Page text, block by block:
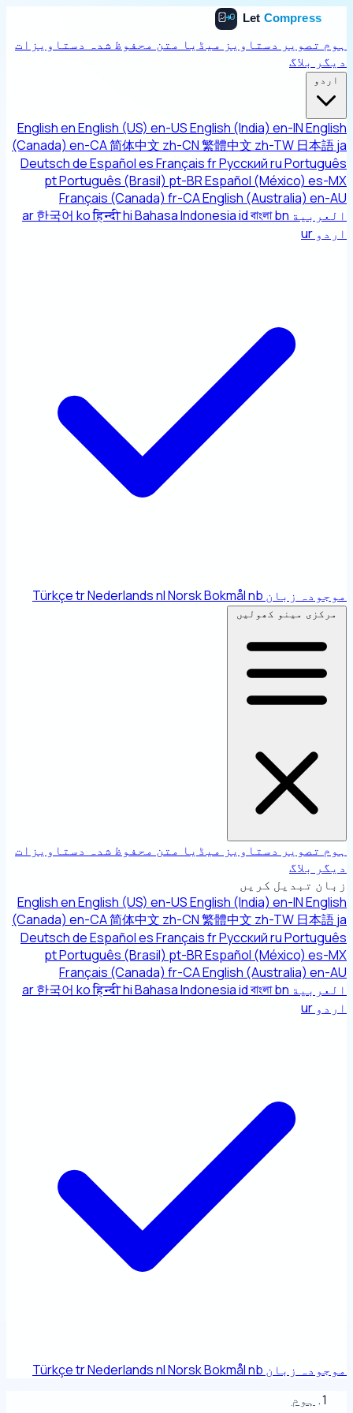
ہوم تصویر دستاویز میڈیا متن محفوظ شدہ دستاویزات
دیگر بلاگ
اردو
EnglishenEnglish (US) en-USEnglish (India) en-INEnglish
(Canada) en-CA简体中文 zh-CN繁體中文 zh-TW 日本語ja
DeutschdeEspañolesFrançaisfrРусскийruPortuguês
ptPortuguês (Brasil) pt-BREspañol (México) es-MX
Français (Canada) fr-CAEnglish (Australia) en-AU
العربية
ar한국어 koहिन्दीhiBahasa Indonesiaidবাংলাbn
اردو ur
موجودہ زبان TürkçetrNederlandsnlNorsk Bokmålnb
مرکزی مینو کھولیں
ہوم تصویر دستاویز میڈیا متن محفوظ شدہ دستاویزات
دیگر بلاگ
زبان تبدیل کریں
EnglishenEnglish (US) en-USEnglish (India) en-INEnglish
(Canada) en-CA简体中文 zh-CN繁體中文 zh-TW 日本語ja
DeutschdeEspañolesFrançaisfrРусскийruPortuguês
ptPortuguês (Brasil) pt-BREspañol (México) es-MX
Français (Canada) fr-CAEnglish (Australia) en-AU
العربية
ar한국어 koहिन्दीhiBahasa Indonesiaidবাংলাbn
اردو ur
موجودہ زبان TürkçetrNederlandsnlNorsk Bokmålnb
ہوم